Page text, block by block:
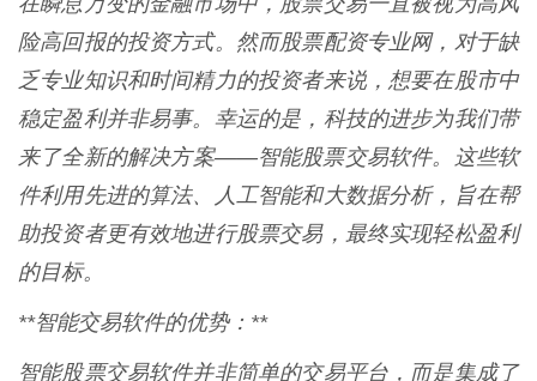
险高回报的投资方式。然而股票配资专业网，对于缺
乏专业知识和时间精力的投资者来说，想要在股市中
稳定盈利并非易事。幸运的是，科技的进步为我们带
来了全新的解决方案——智能股票交易软件。这些软
件利用先进的算法、人工智能和大数据分析，旨在帮
助投资者更有效地进行股票交易，最终实现轻松盈利
的目标。
**智能交易软件的优势：**
智能股票交易软件并非简单的交易平台，而是集成了